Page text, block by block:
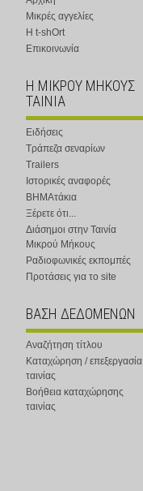
Μικρές αγγελίες
Η t-shOrt
Επικοινωνία
Η ΜΙΚΡΟΥ ΜΗΚΟΥΣ
ΤΑΙΝΙΑ
Ειδήσεις
Τράπεζα σεναρίων
Trailers
Ιστορικές αναφορές
ΒΗΜΑτάκια
Ξέρετε ότι...
Διάσημοι στην Ταινία
Μικρού Μήκους
Ραδιοφωνικές εκπομπές
Προτάσεις για το site
ΒΑΣΗ ΔΕΔΟΜΕΝΩΝ
Αναζήτηση τίτλου
Καταχώρηση / επεξεργασία
ταινίας
Βοήθεια καταχώρησης
ταινίας